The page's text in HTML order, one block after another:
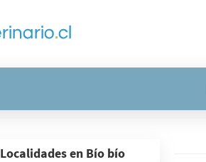
Localidades en Bío bío